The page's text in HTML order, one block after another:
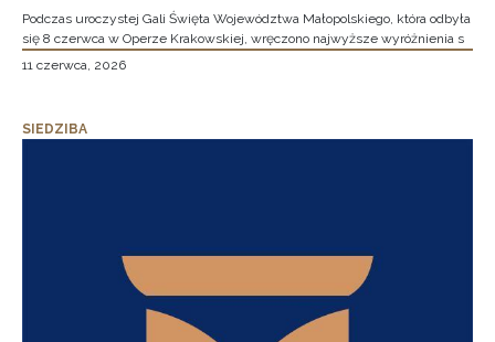
Podczas uroczystej Gali Święta Województwa Małopolskiego, która odbyła
się 8 czerwca w Operze Krakowskiej, wręczono najwyższe wyróżnienia s
11 czerwca, 2026
SIEDZIBA